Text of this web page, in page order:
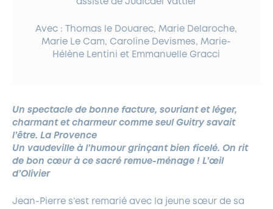
Avec : Thomas le Douarec, Marie Delaroche,
Marie Le Cam, Caroline Devismes, Marie-
Hélène Lentini et Emmanuelle Gracci
Un spectacle de bonne facture, souriant et léger,
charmant et charmeur comme seul Guitry savait
l’être. La Provence
Un vaudeville à l’humour grinçant bien ficelé. On rit
de bon cœur à ce sacré remue-ménage ! L’œil
d’Olivier
Jean-Pierre s’est remarié avec la jeune sœur de sa